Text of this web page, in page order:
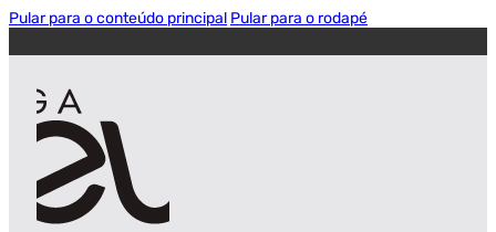
Pular para o conteúdo principal Pular para o rodapé